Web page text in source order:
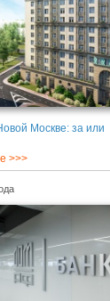
Москве: за или
>>>